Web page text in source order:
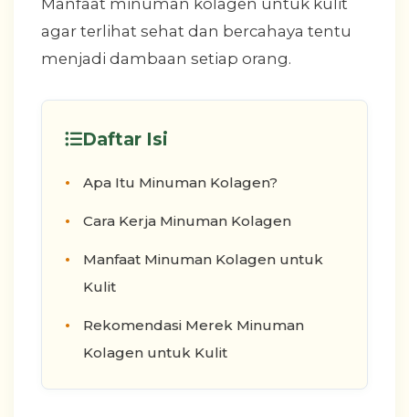
Manfaat minuman kolagen untuk kulit
agar terlihat sehat dan bercahaya tentu
menjadi dambaan setiap orang.
Daftar Isi
Apa Itu Minuman Kolagen?
Cara Kerja Minuman Kolagen
Manfaat Minuman Kolagen untuk
Kulit
Rekomendasi Merek Minuman
Kolagen untuk Kulit